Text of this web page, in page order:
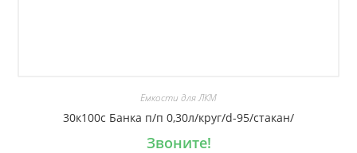
Емкости для ЛКМ
30к100с Банка п/п 0,30л/круг/d-95/стакан/
Звоните!